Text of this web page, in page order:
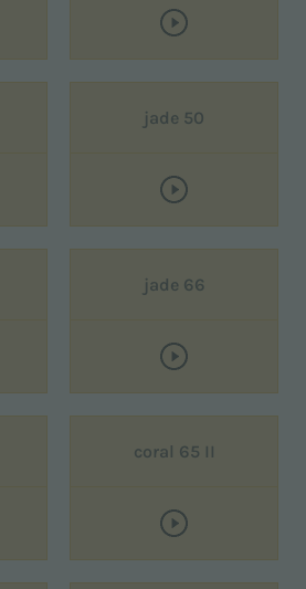
jade 50
jade 66
coral 65 II